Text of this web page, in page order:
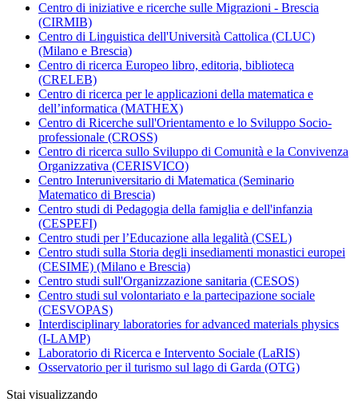
Centro di iniziative e ricerche sulle Migrazioni - Brescia
(CIRMIB)
Centro di Linguistica dell'Università Cattolica (CLUC)
(Milano e Brescia)
Centro di ricerca Europeo libro, editoria, biblioteca
(CRELEB)
Centro di ricerca per le applicazioni della matematica e
dell’informatica (MATHEX)
Centro di Ricerche sull'Orientamento e lo Sviluppo Socio-
professionale (CROSS)
Centro di ricerca sullo Sviluppo di Comunità e la Convivenza
Organizzativa (CERISVICO)
Centro Interuniversitario di Matematica (Seminario
Matematico di Brescia)
Centro studi di Pedagogia della famiglia e dell'infanzia
(CESPEFI)
Centro studi per l’Educazione alla legalità (CSEL)
Centro studi sulla Storia degli insediamenti monastici europei
(CESIME) (Milano e Brescia)
Centro studi sull'Organizzazione sanitaria (CESOS)
Centro studi sul volontariato e la partecipazione sociale
(CESVOPAS)
Interdisciplinary laboratories for advanced materials physics
(I-LAMP)
Laboratorio di Ricerca e Intervento Sociale (LaRIS)
Osservatorio per il turismo sul lago di Garda (OTG)
Stai visualizzando